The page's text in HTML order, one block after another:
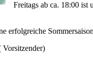
Freitags ab ca. 18:00 ist
erfolgreiche